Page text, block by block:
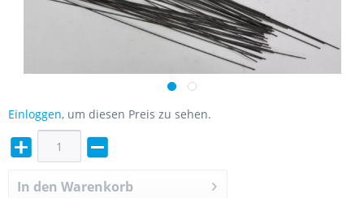
Einloggen, um diesen Preis zu sehen.
In den Warenkorb